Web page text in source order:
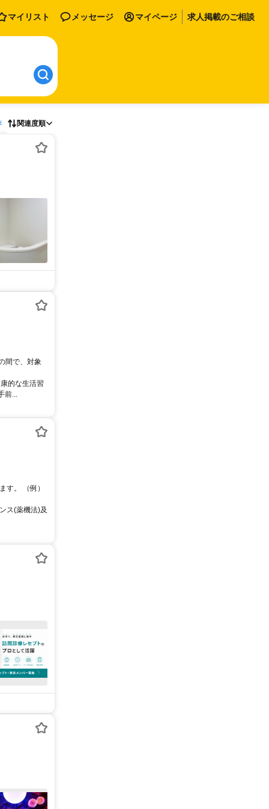
マイリスト メッセージ マイページ 求人掲載のご相談
関連度順
間で、対象
的な生活習
前...
す。 （例）
ス(薬機法)及